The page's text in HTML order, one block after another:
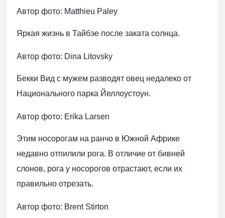
Автор фото: Matthieu Paley
Яркая жизнь в Тайбэе после заката солнца.
Автор фото: Dina Litovsky
Бекки Вид с мужем разводят овец недалеко от
Национального парка Йеллоустоун.
Автор фото: Erika Larsen
Этим носорогам на ранчо в Южной Африке
недавно отпилили рога. В отличие от бивней
слонов, рога у носорогов отрастают, если их
правильно отрезать.
Автор фото: Brent Stirton